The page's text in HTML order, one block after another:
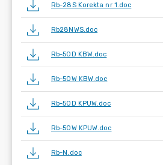
Rb-28S Korekta nr 1.doc
Rb28NWS.doc
Rb-50D KBW.doc
Rb-50W KBW.doc
Rb-50D KPUW.doc
Rb-50W KPUW.doc
Rb-N.doc